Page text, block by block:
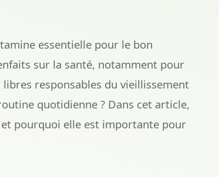
essentielle pour le bon
sur la santé, notamment pour
responsables du vieillissement
quotidienne ? Dans cet article,
pourquoi elle est importante pour